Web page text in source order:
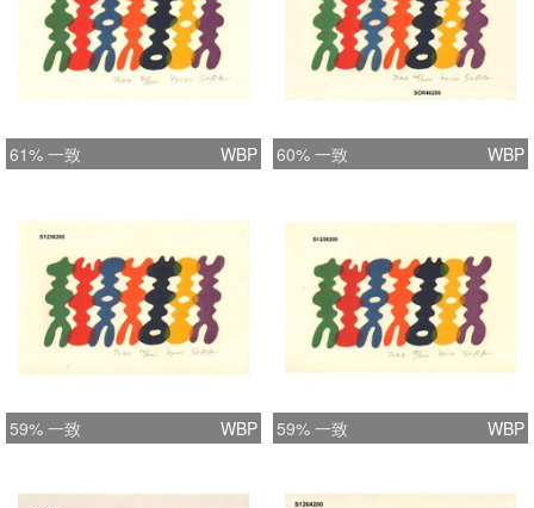
61% 一致 WBP 60% 一致 WBP
59% 一致 WBP 59% 一致 WBP